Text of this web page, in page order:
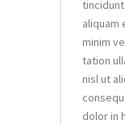
aliquam
minim
tation
nisl ut
dolor in